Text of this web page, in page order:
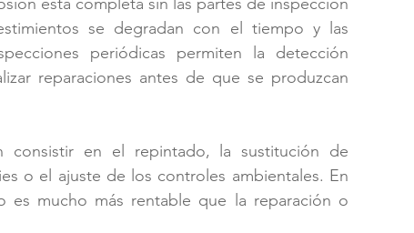
se degradan con el tiempo y las
periódicas permiten la detección
reparaciones antes de que se produzcan
consistir en el repintado, la sustitución de
o el ajuste de los controles ambientales. En
es mucho más rentable que la reparación o